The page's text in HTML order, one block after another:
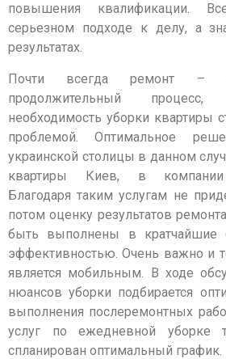
повышения квалификации.
серьезном подходе к делу, а
результатах.
Почти всегда ремонт –
продолжительный
необходимость уборки квартиры
проблемой. Оптимальное
украинской столицы в данном
квартиры Киев, в компании
Благодаря таким услугам не
потом оценку результатов
быть выполнены в кратчайшие
эффективностью. Очень важно и
является мобильным. В ходе
нюансов уборки подбирается
выполнения послеремонтных
услуг по ежедневной уборке
спланирован оптимальный график.